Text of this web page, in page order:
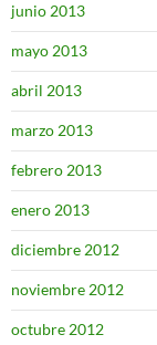
junio 2013
mayo 2013
abril 2013
marzo 2013
febrero 2013
enero 2013
diciembre 2012
noviembre 2012
octubre 2012